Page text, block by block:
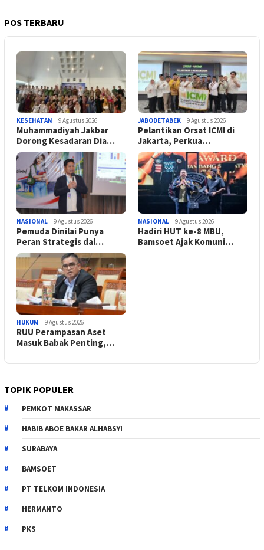
POS TERBARU
KESEHATAN 9 Agustus 2026
Muhammadiyah Jakbar
Dorong Kesadaran Dia…
JABODETABEK 9 Agustus 2026
Pelantikan Orsat ICMI di
Jakarta, Perkua…
NASIONAL 9 Agustus 2026
Pemuda Dinilai Punya
Peran Strategis dal…
NASIONAL 9 Agustus 2026
Hadiri HUT ke-8 MBU,
Bamsoet Ajak Komuni…
HUKUM 9 Agustus 2026
RUU Perampasan Aset
Masuk Babak Penting,…
TOPIK POPULER
PEMKOT MAKASSAR
HABIB ABOE BAKAR ALHABSYI
SURABAYA
BAMSOET
PT TELKOM INDONESIA
HERMANTO
PKS